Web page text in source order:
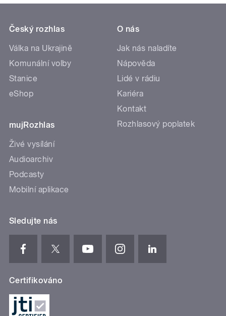
Český rozhlas
Válka na Ukrajině
Komunální volby
Stanice
eShop
mujRozhlas
Živé vysílání
Audioarchiv
Podcasty
Mobilní aplikace
O nás
Jak nás naladíte
Nápověda
Lidé v rádiu
Kariéra
Kontakt
Rozhlasový poplatek
Sledujte nás
Certifikováno